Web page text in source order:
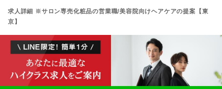
求人詳細 ※サロン専売化粧品の営業職/美容院向けヘアケアの提案【東
京】